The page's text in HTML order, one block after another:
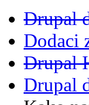
Drupal
Dodaci
Drupal
Drupal